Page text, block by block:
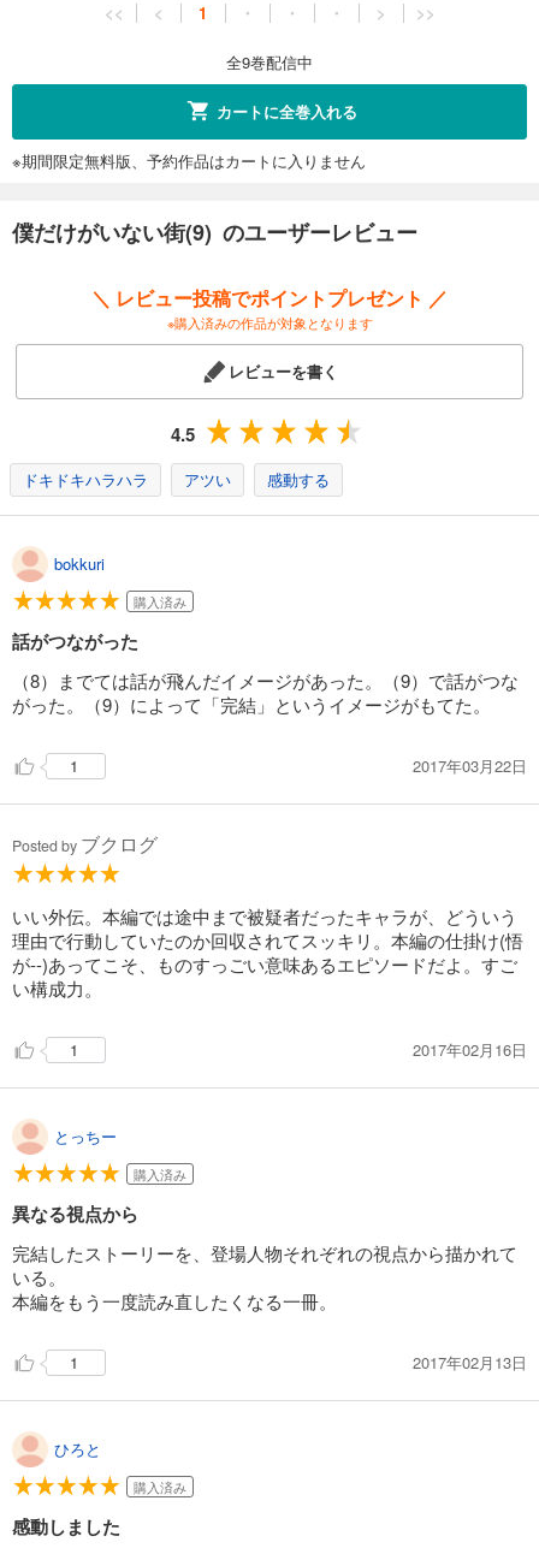
<< < 1 ・ ・ ・ > >>
全9巻配信中
カートに全巻入れる
※期間限定無料版、予約作品はカートに入りません
僕だけがいない街(9) のユーザーレビュー
＼ レビュー投稿でポイントプレゼント ／
※購入済みの作品が対象となります
レビューを書く
4.5
ドキドキハラハラ アツい 感動する
bokkuri
購入済み
話がつながった
（8）までては話が飛んだイメージがあった。（9）で話がつな
がった。（9）によって「完結」というイメージがもてた。
1 2017年03月22日
Posted by ブクログ
いい外伝。本編では途中まで被疑者だったキャラが、どういう
理由で行動していたのか回収されてスッキリ。本編の仕掛け(悟
が--)あってこそ、ものすっごい意味あるエピソードだよ。すご
い構成力。
1 2017年02月16日
とっちー
購入済み
異なる視点から
完結したストーリーを、登場人物それぞれの視点から描かれて
いる。
本編をもう一度読み直したくなる一冊。
1 2017年02月13日
ひろと
購入済み
感動しました